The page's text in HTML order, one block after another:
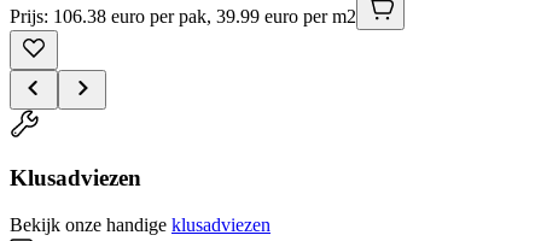
Prijs: 106.38 euro per pak, 39.99 euro per m2
Klusadviezen
Bekijk onze handige klusadviezen